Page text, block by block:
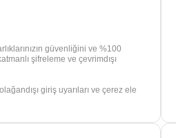
güvenliğini ve %100
şifreleme ve çevrimdışı
giriş uyarıları ve çerez ele